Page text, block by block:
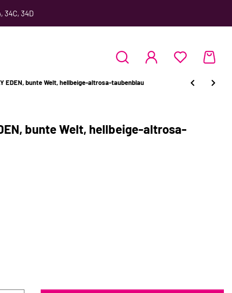
34C, 34D
EDEN, bunte Welt, hellbeige-altrosa-taubenblau
bunte Welt, hellbeige-altrosa-